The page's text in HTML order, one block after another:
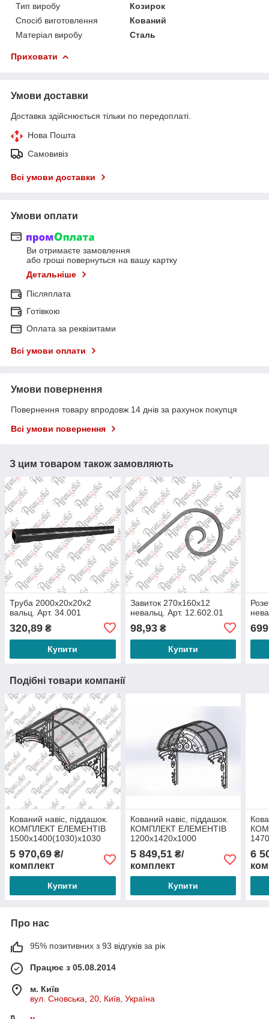
Тип виробу
Козирок
Спосіб виготовлення
Кований
Матеріал виробу
Сталь
Приховати
Умови доставки
Доставка здійснюється тільки по передоплаті.
Нова Пошта
Самовивіз
Всі умови доставки
Умови оплати
Ви отримаєте замовлення
або гроші повернуться на вашу картку
Детальніше
Післяплата
Готівкою
Оплата за реквізитами
Всі умови оплати
Умови повернення
Повернення товару впродовж 14 днів за рахунок покупця
Всі умови повернення
З цим товаром також замовляють
Труба 2000х20х20х2
вальц. Арт. 34.001
320,89 ₴
Купити
Завиток 270х160х12
невальц. Арт. 12.602.01
98,93₴
Купити
Подібні товари компанії
Кований навіс, піддашок.
КОМПЛЕКТ ЕЛЕМЕНТІВ
1500х1400(1030)х1030
5 970,69 ₴/
комплект
Купити
Кований навіс, піддашок.
КОМПЛЕКТ ЕЛЕМЕНТІВ
1200х1420х1000
5 849,51₴/
комплект
Купити
6
Про нас
95% позитивних з 93 відгуків за рік
Працює з 05.08.2014
м. Київ
вул. Сновська, 20, Київ, Україна